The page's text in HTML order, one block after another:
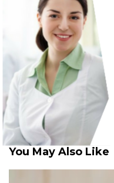
Date
Jul 3, 2024
Written By
You May Also Like